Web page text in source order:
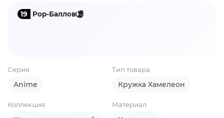
19 Pop-Баллов
Серия
Anime
Тип товара
Кружка Хамелеон
Коллекция Материал